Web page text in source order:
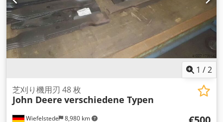
1 /2
Wiefelstede 8,980 km
芝刈り機用刃 48 枚
John Deere verschiedene Typen